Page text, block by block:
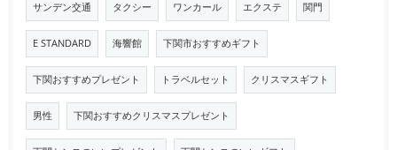
サンデン交通 タクシー ワンカール エクステ 関門
E STANDARD 海響館 下関市おすすめギフト
下関おすすめプレゼント トラベルセット クリスマスギフト
男性 下関おすすめクリスマスプレゼント